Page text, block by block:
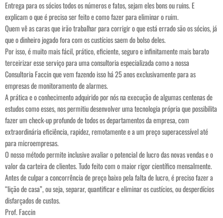
Entrega para os sócios todos os números e fatos, sejam eles bons ou ruins. E
explicam o que é preciso ser feito e como fazer para eliminar o ruim.
Quem vê as caras que irão trabalhar para corrigir o que está errado são os sócios, já
que o dinheiro jogado fora com os custícios saem do bolso deles.
Por isso, é muito mais fácil, prático, eficiente, seguro e infinitamente mais barato
terceirizar esse serviço para uma consultoria especializada como a nossa
Consultoria Faccin que vem fazendo isso há 25 anos exclusivamente para as
empresas de monitoramento de alarmes.
A prática e o conhecimento adquirido por nós na execução de algumas centenas de
estudos como esses, nos permitiu desenvolver uma tecnologia própria que possibilita
fazer um check-up profundo de todos os departamentos da empresa, com
extraordinária eficiência, rapidez, remotamente e a um preço superacessível até
para microempresas.
O nosso método permite inclusive avaliar o potencial de lucro das novas vendas e o
valor da carteira de clientes. Tudo feito com o maior rigor científico mensalmente.
Antes de culpar a concorrência de preço baixo pela falta de lucro, é preciso fazer a
“lição de casa”, ou seja, separar, quantificar e eliminar os custícios, ou desperdícios
disfarçados de custos.
Prof. Faccin